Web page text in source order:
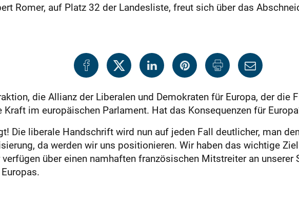
Romer, auf Platz 32 der Landesliste, freut sich über das
die Allianz der Liberalen und Demokraten für Europa, der die
im europäischen Parlament. Hat das Konsequenzen für
Die liberale Handschrift wird nun auf jeden Fall deutlicher, man
da werden wir uns positionieren. Wir haben das wichtige
über einen namhaften französischen Mitstreiter an unserer